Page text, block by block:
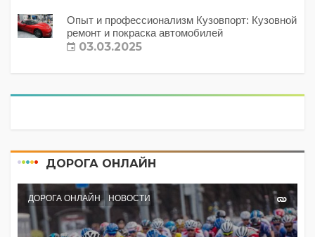
Опыт и профессионализм Кузовпорт: Кузовной
ремонт и покраска автомобилей
03.03.2025
ДОРОГА ОНЛАЙН
ДОРОГА ОНЛАЙН НОВОСТИ